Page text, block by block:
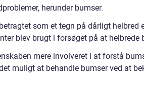
herunder bumser.
som et tegn på dårligt helbred
blev brugt i forsøget på at helbrede
mere involveret i at forstå
muligt at behandle bumser ved at